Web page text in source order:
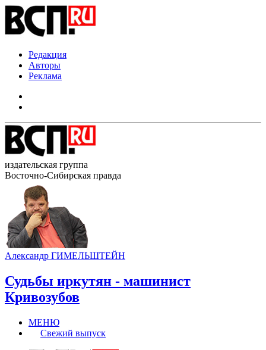
Редакция
Авторы
Реклама
издательская группа
Восточно-Сибирская правда
Александр ГИМЕЛЬШТЕЙН
Судьбы иркутян - машинист
Кривозубов
МЕНЮ
Свежий выпуск